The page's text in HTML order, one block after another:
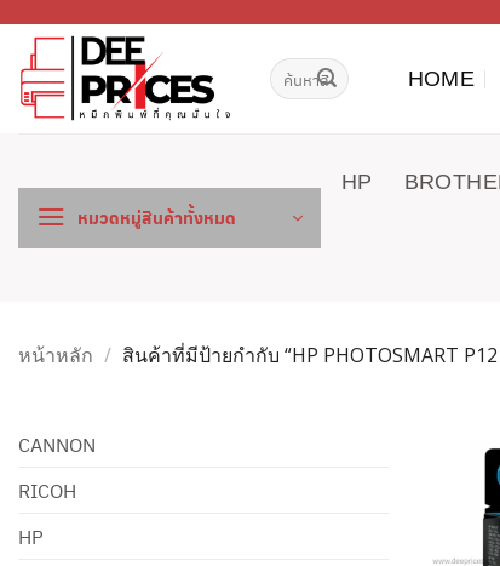
เนื้อหา
ค้นหา: HOME
หมวดหมู่สินค้าทั้งหมด
HP
หน้าหลัก / สินค้าที่มีป้ายกำกับ “HP PHOTOSMART
CANNON
RICOH
HP